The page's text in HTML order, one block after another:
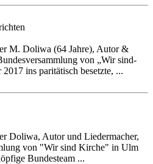
M. Doliwa (64 Jahre), Autor &
von „Wir sind-
ins paritätisch besetzte, ...
Doliwa, Autor und Liedermacher,
von "Wir sind Kirche" in Ulm
Bundesteam ...